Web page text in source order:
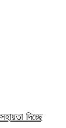
দিচ্ছে